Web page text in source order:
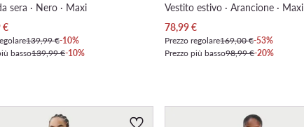
sera · Nero · Maxi
€
139,99 €-10%
basso139,99 €-10%
Vestito estivo · Arancione · Maxi
Prezzo attuale
78,99€
Prezzo regolare169,00 €-53%
Prezzo più basso98,99 €-20%